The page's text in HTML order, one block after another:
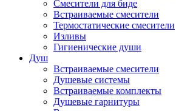
Смесители для биде
Встраиваемые смесители
Термостатические смесители
Изливы
Гигиенические души
Душ
Встраиваемые смесители
Душевые системы
Встраиваемые комплекты
Душевые гарнитуры